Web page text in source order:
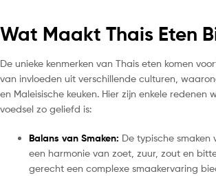
Wat Maakt Thais Eten
De unieke kenmerken van Thais eten komen
van invloeden uit verschillende culturen,
en Maleisische keuken. Hier zijn enkele redenen
voedsel zo geliefd is:
Balans van Smaken: De typische smaken
een harmonie van zoet, zuur, zout en
gerecht een complexe smaakervaring